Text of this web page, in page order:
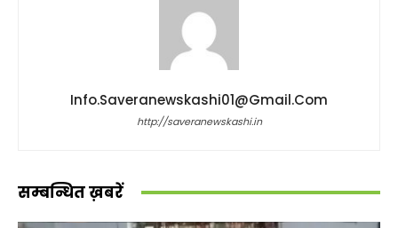
Info.saveranewskashi01@gmail.com
http://saveranewskashi.in
सम्बन्धित ख़बरें